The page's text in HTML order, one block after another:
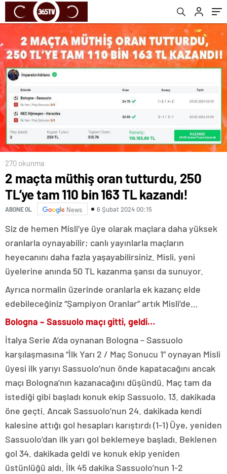
270 okunma
2 maçta müthiş oran tutturdu, 250
TL’ye tam 110 bin 163 TL kazandı!
ABONE OL News 6 Şubat 2024 00:15
Siz de hemen Misli’ye üye olarak maçlara daha yüksek
oranlarla oynayabilir; canlı yayınlarla maçların
heyecanını daha fazla yaşayabilirsiniz. Misli, yeni
üyelerine anında 50 TL kazanma şansı da sunuyor.
Ayrıca normalin üzerinde oranlarla ek kazanç elde
edebileceğiniz “Şampiyon Oranlar” artık Misli’de…
Bologna – Sassuolo maçı gitti, geldi…
İtalya Serie A’da oynanan Bologna – Sassuolo
karşılaşmasına “İlk Yarı 2 / Maç Sonucu 1” oynayan Misli
üyesi ilk yarıyı Sassuolo’nun önde kapatacağını ancak
maçı Bologna’nın kazanacağını düşündü. Maç tam da
istediği gibi başladı konuk ekip Sassuolo, 13. dakikada
öne geçti. Ancak Sassuolo’nun 24. dakikada kendi
kalesine attığı gol hesapları karıştırdı (1-1) Üye, yeniden
Sassuolo’dan ilk yarı gol beklemeye başladı. Beklenen
gol 34. dakikada geldi ve konuk ekip yeniden
üstünlüğü aldı. İlk 45 dakika Sassuolo’nun 1-2